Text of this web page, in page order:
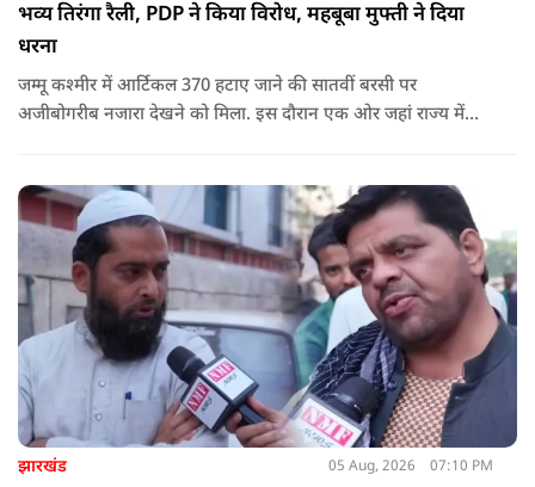
भव्य तिरंगा रैली, PDP ने किया विरोध, महबूबा मुफ्ती ने दिया
धरना
जम्मू कश्मीर में आर्टिकल 370 हटाए जाने की सातवीं बरसी पर
अजीबोगरीब नजारा देखने को मिला. इस दौरान एक ओर जहां राज्य में
झारखंड 05 Aug, 2026 07:10 PM